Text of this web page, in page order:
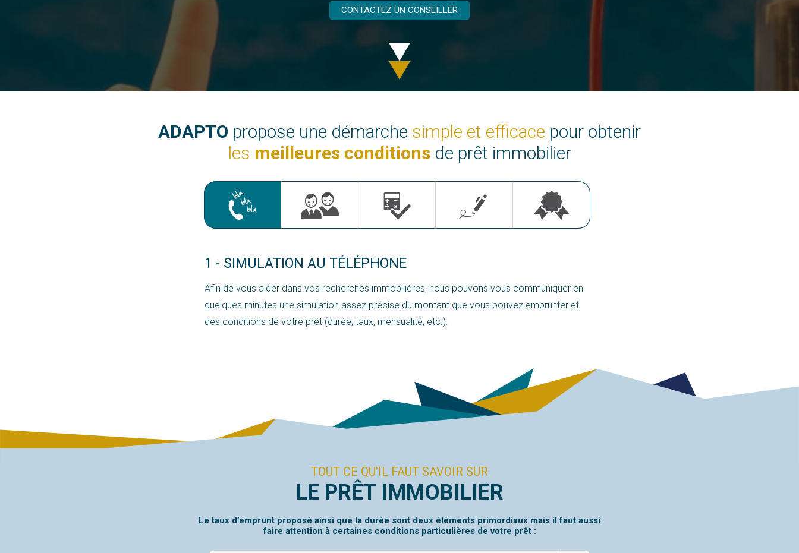
CONTACTEZ UN CONSEILLER
ADAPTO propose une démarche simple et efficace pour obtenir
les meilleures conditions de prêt immobilier
1 - SIMULATION AU TÉLÉPHONE
Afin de vous aider dans vos recherches immobilières, nous pouvons vous communiquer en
quelques minutes une simulation assez précise du montant que vous pouvez emprunter et
des conditions de votre prêt (durée, taux, mensualité, etc.).
TOUT CE QU’IL FAUT SAVOIR SUR
LE PRÊT IMMOBILIER
Le taux d’emprunt proposé ainsi que la durée sont deux éléments primordiaux mais il faut aussi
faire attention à certaines conditions particulières de votre prêt :